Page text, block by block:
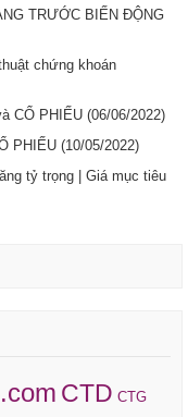
TRƯỚC BIẾN ĐỘNG
chứng khoán
CỔ PHIẾU (06/06/2022)
PHIẾU (10/05/2022)
tỷ trọng | Giá mục tiêu
CTD CTG